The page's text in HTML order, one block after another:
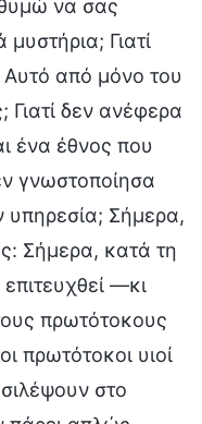
να σας
Γιατί
από μόνο του
Γιατί δεν ανέφερα
ένα έθνος που
γνωστοποίησα
Σήμερα,
Σήμερα, κατά τη
—κι
πρωτότοκους
πρωτότοκοι υιοί
στο